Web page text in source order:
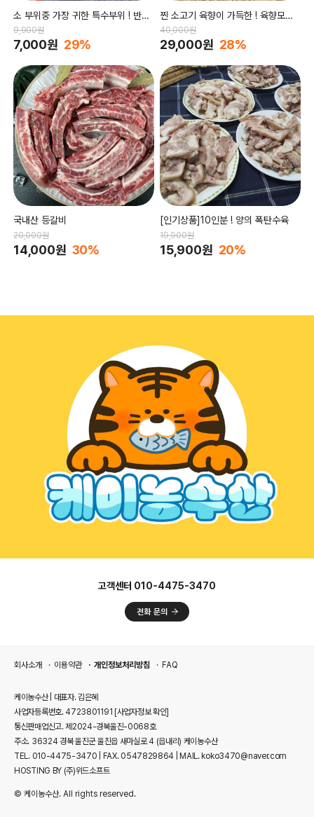
소 부위중 가장 귀한 특수부위 ! 반값
행사
9,900원
7,000원 29%
찐 소고기 육향이 가득한 ! 육향모듬
세트
40,000원
29,000원 28%
국내산 등갈비
20,000원
14,000원 30%
[인기상품]10인분 ! 양의 폭탄수육
19,900원
15,900원 20%
고객센터 010-4475-3470
회사소개 이용약관 개인정보처리방침 FAQ
케이농수산 | 대표자. 김은혜
사업자등록번호. 4723801191 [사업자정보 확인]
통신판매업신고. 제2024-경북울진-0068호
주소. 36324 경북 울진군 울진읍 새마실로 4 (읍내리) 케이농수산
TEL. 010-4475-3470 | FAX. 0547829864 | MAIL. koko3470@naver.com
HOSTING BY (주)위드소프트
© 케이농수산. All rights reserved.